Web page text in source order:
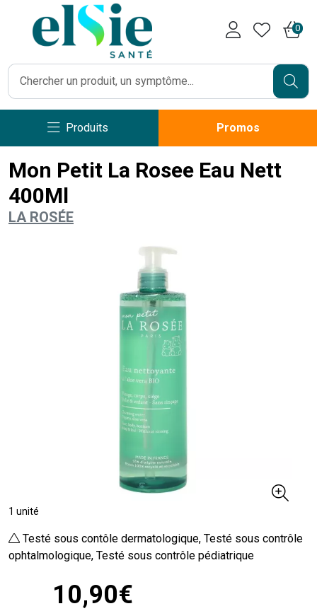
0
Produits Promos
Mon Petit La Rosee Eau Nett
400Ml
LA ROSÉE
1 unité
Testé sous contôle dermatologique, Testé sous contrôle
ophtalmologique, Testé sous contrôle pédiatrique
10,90€